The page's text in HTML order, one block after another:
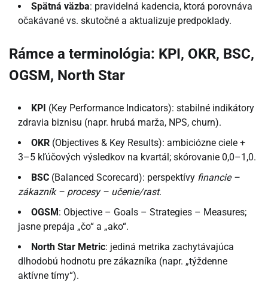
Spätná väzba: pravidelná kadencia, ktorá porovnáva
očakávané vs. skutočné a aktualizuje predpoklady.
Rámce a terminológia: KPI, OKR, BSC,
OGSM, North Star
KPI (Key Performance Indicators): stabilné indikátory
zdravia biznisu (napr. hrubá marža, NPS, churn).
OKR (Objectives & Key Results): ambiciózne ciele +
3–5 kľúčových výsledkov na kvartál; skórovanie 0,0–1,0.
BSC (Balanced Scorecard): perspektívy financie –
zákazník – procesy – učenie/rast.
OGSM: Objective – Goals – Strategies – Measures;
jasne prepája „čo“ a „ako“.
North Star Metric: jediná metrika zachytávajúca
dlhodobú hodnotu pre zákazníka (napr. „týždenne
aktívne tímy“).